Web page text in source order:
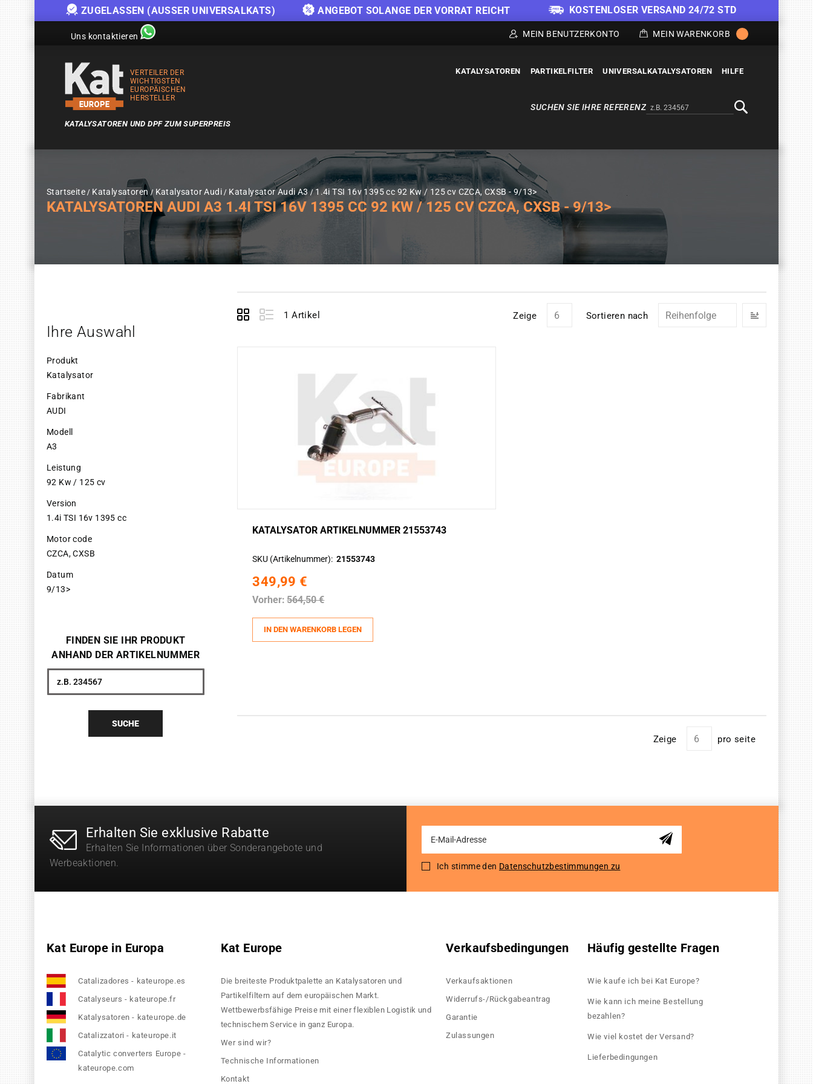
ZUGELASSEN (AUSSER UNIVERSALKATS) ANGEBOT SOLANGE DER VORRAT REICHT KOSTENLOSER VERSAND 24/72 STD
Uns kontaktieren MEIN BENUTZERKONTO MEIN WARENKORB
VERTEILER DER
WICHTIGSTEN
EUROPÄISCHEN
HERSTELLER
KATALYSATOREN UND DPF ZUM SUPERPREIS
KATALYSATOREN PARTIKELFILTER UNIVERSALKATALYSATOREN HILFE
Alternativa a Doofinder
SUCHEN SIE IHRE REFERENZ
Startseite Katalysatoren Katalysator Audi Katalysator Audi A3 1.4i TSI 16v 1395 cc 92 Kw / 125 cv CZCA, CXSB - 9/13>
KATALYSATOREN AUDI A3 1.4I TSI 16V 1395 CC 92 KW / 125 CV CZCA, CXSB - 9/13>
View
Grid Einstellen
1 Artikel Zeige Sortieren nach
KATALYSATOR ARTIKELNUMMER 21553743
SKU (Artikelnummer) 21553743
349,99 €
Vorher: 564,50 €
IN DEN WARENKORB LEGEN
Zeige pro seite
Ihre Auswahl
Produkt
Katalysator
Fabrikant
AUDI
Modell
A3
Leistung
92 Kw / 125 cv
Version
1.4i TSI 16v 1395 cc
Motor code
CZCA, CXSB
Datum
9/13>
FINDEN SIE IHR PRODUKT
ANHAND DER ARTIKELNUMMER
Suche
SUCHE
Erhalten Sie exklusive Rabatte
Erhalten Sie Informationen über Sonderangebote und
Werbeaktionen.
for
Newsletter:
Ich stimme den Datenschutzbestimmungen zu
Kat Europe in Europa
Catalizadores - kateurope.es
Catalyseurs - kateurope.fr
Katalysatoren - kateurope.de
Catalizzatori - kateurope.it
Catalytic converters Europe -
kateurope.com
Kat Europe
Die breiteste Produktpalette an Katalysatoren und
Partikelfiltern auf dem europäischen Markt.
Wettbewerbsfähige Preise mit einer flexiblen Logistik und
technischem Service in ganz Europa.
Wer sind wir?
Technische Informationen
Kontakt
Verkaufsbedingungen
Verkaufsaktionen
Widerrufs-/Rückgabeantrag
Garantie
Zulassungen
Häufig gestellte Fragen
Wie kaufe ich bei Kat Europe?
Wie kann ich meine Bestellung
bezahlen?
Wie viel kostet der Versand?
Lieferbedingungen